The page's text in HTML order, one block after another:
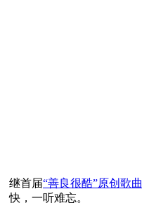
继首届“善良很酷”原创歌曲
快，一听难忘。